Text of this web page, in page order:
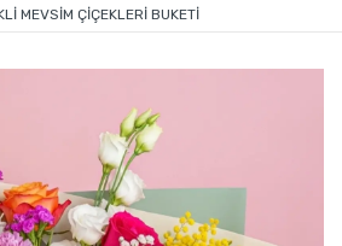
MEVSIM ÇIÇEKLERI BUKETI